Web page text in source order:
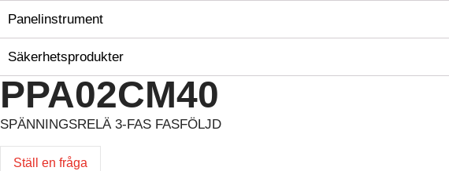
Panelinstrument
Säkerhetsprodukter
PPA02CM40
SPÄNNINGSRELÄ 3-FAS FASFÖLJD
Ställ en fråga